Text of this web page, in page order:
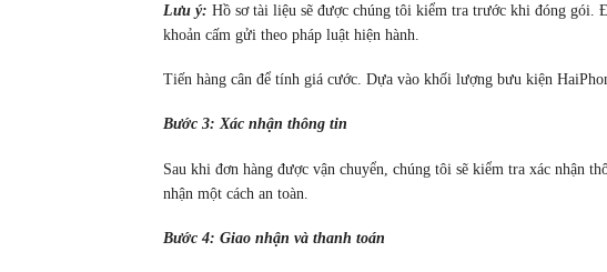
Lưu ý: Hồ sơ tài liệu sẽ được chúng tôi kiểm tra trước khi đóng gói.
khoản cấm gửi theo pháp luật hiện hành.
Tiến hàng cân để tính giá cước. Dựa vào khối lượng bưu kiện
Bước 3: Xác nhận thông tin
Sau khi đơn hàng được vận chuyển, chúng tôi sẽ kiểm tra xác nhận
nhận một cách an toàn.
Bước 4: Giao nhận và thanh toán